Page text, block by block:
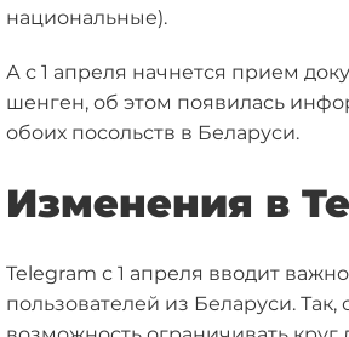
национальные).
А с 1 апреля начнется прием
шенген, об этом появилась
обоих посольств в Беларуси.
Изменения в
Telegram с 1 апреля вводит
пользователей из Беларуси. Так,